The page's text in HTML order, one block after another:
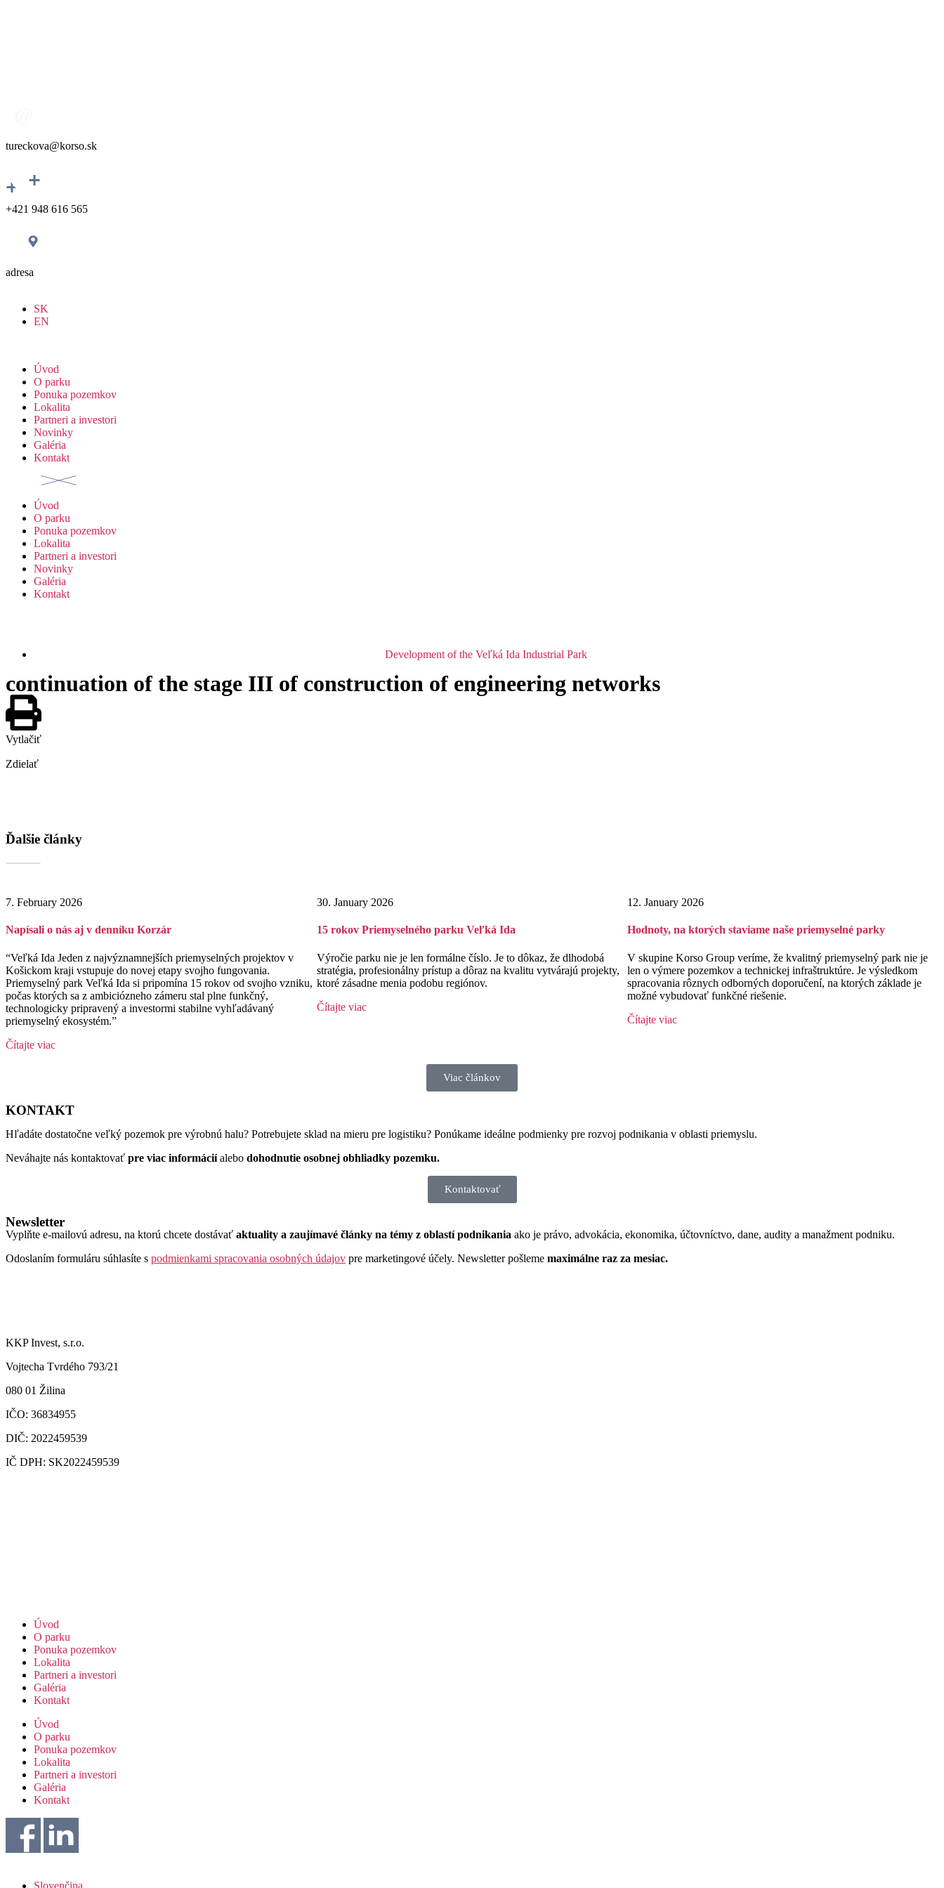
tureckova@korso.sk
+421 948 616 565
adresa
SK
EN
Úvod
O parku
Ponuka pozemkov
Lokalita
Partneri a investori
Novinky
Galéria
Kontakt
Úvod
O parku
Ponuka pozemkov
Lokalita
Partneri a investori
Novinky
Galéria
Kontakt
Development of the Veľká Ida Industrial Park
continuation of the stage III of construction of engineering networks
Vytlačiť
Zdielať
Ďalšie články
7. February 2026 30. January 2026 12. January 2026
Napísali o nás aj v denníku Korzár
“Veľká Ida Jeden z najvýznamnejších priemyselných projektov v
Košickom kraji vstupuje do novej etapy svojho fungovania.
Priemyselný park Veľká Ida si pripomína 15 rokov od svojho vzniku,
počas ktorých sa z ambiciózneho zámeru stal plne funkčný,
technologicky pripravený a investormi stabilne vyhľadávaný
priemyselný ekosystém.”
Čítajte viac
15 rokov Priemyselného parku Veľká Ida
Výročie parku nie je len formálne číslo. Je to dôkaz, že dlhodobá
stratégia, profesionálny prístup a dôraz na kvalitu vytvárajú projekty,
ktoré zásadne menia podobu regiónov.
Čítajte viac
Hodnoty, na ktorých staviame naše priemyselné parky
V skupine Korso Group veríme, že kvalitný priemyselný park nie je
len o výmere pozemkov a technickej infraštruktúre. Je výsledkom
spracovania rôznych odborných doporučení, na ktorých základe je
možné vybudovať funkčné riešenie.
Čítajte viac
Viac článkov
KONTAKT
Hľadáte dostatočne veľký pozemok pre výrobnú halu? Potrebujete sklad na mieru pre logistiku? Ponúkame ideálne podmienky pre rozvoj podnikania v oblasti priemyslu.
Neváhajte nás kontaktovať pre viac informáciíalebo dohodnutie osobnej obhliadky pozemku.
Kontaktovať
Newsletter
Vyplňte e-mailovú adresu, na ktorú chcete dostávať aktuality a zaujímavé články na témy z oblastí podnikania ako je právo, advokácia, ekonomika, účtovníctvo, dane, audity a manažment podniku.
Odoslaním formuláru súhlasíte s podmienkami spracovania osobných údajov pre marketingové účely. Newsletter pošleme maximálne raz za mesiac.
KKP Invest, s.r.o.
Vojtecha Tvrdého 793/21
080 01 Žilina
IČO: 36834955
DIČ: 2022459539
IČ DPH: SK2022459539
Úvod
O parku
Ponuka pozemkov
Lokalita
Partneri a investori
Galéria
Kontakt
Úvod
O parku
Ponuka pozemkov
Lokalita
Partneri a investori
Galéria
Kontakt
Slovenčina